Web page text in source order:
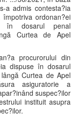
a admis contesta?ia
ordonan?ei
în dosarul penal
Curtea de Apel
procurorului din
dispuse în dosarul
Curtea de Apel
asiguratorie a
suspec?ilor
instituit asupra